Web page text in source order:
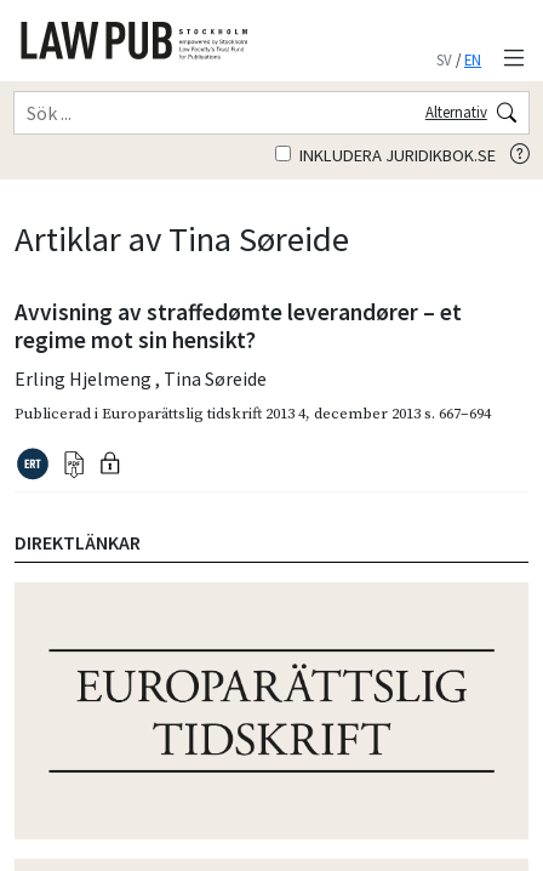
SV/EN
Alternativ
INKLUDERA JURIDIKBOK.SE
Artiklar av Tina Søreide
Avvisning av straffedømte leverandører – et
regime mot sin hensikt?
Erling Hjelmeng , Tina Søreide
Publicerad iEuroparättslig tidskrift 2013 4, december 2013s. 667–694
DIREKTLÄNKAR